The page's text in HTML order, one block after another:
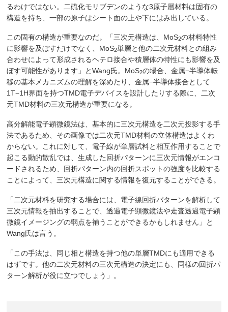
るわけではない。二硫化モリブデンのような3原子層材料は固有の
構造を持ち、一部の原子はシート面の上や下にはみ出している。
この固有の構造が重要なのだ。「三次元構造は、MoS2の材料特性
に影響を及ぼすだけでなく、MoS2単層と他の二次元材料との組み
合わせによって形成されるヘテロ接合や積層体の特性にも影響を及
ぼす可能性があります」とWang氏。MoS2の場合、金属−半導体転
移の基本メカニズムの理解を深めたり、金属−半導体接合として
1T−1H界面を持つTMD電子デバイスを設計したりする際に、二次
元TMD材料の三次元構造が重要になる。
高分解能電子顕微鏡法は、基本的に三次元構造を二次元投影する手
法であるため、その画像では二次元TMD材料の立体構造はよくわ
からない。これに対して、電子線が単層試料と相互作用することで
起こる動的散乱では、生成した回折パターンに三次元情報がエンコ
ードされるため、回折パターン内の回折スポットの強度を比較する
ことによって、三次元構造に関する情報を復元することができる。
「二次元材料を研究する場合には、電子線回折パターンを解析して
三次元情報を抽出することで、透過電子顕微鏡法や走査透過電子顕
微鏡イメージングの弱点を補うことができるかもしれません」と
Wang氏は言う。
「この手法は、同じ相と構造を持つ他の単層TMDにも適用できる
はずです。他の二次元材料の三次元構造の決定にも、同様の回折パ
ターン解析が役に立つでしょう」。